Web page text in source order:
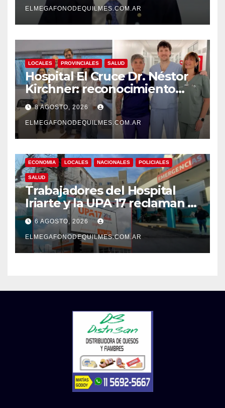
ELMEGAFONODEQUILMES.COM.AR
LOCALES PROVINCIALES SALUD
Hospital El Cruce Dr. Néstor
Kirchner: reconocimiento
internacional a la calidad de
su atención
8 AGOSTO, 2026
ELMEGAFONODEQUILMES.COM.AR
ECONOMIA LOCALES NACIONALES POLICIALES
SALUD
Trabajadores del Hospital
Iriarte y la UPA 17 reclaman el
pase a planta de becarios y
mejoras laborales
6 AGOSTO, 2026
ELMEGAFONODEQUILMES.COM.AR